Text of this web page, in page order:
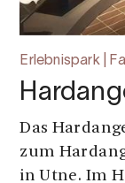
Erlebnispark |
Das
zum
in Utne. Im